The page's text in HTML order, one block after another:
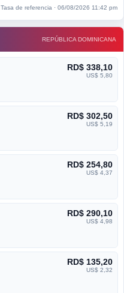
Tasa de referencia · 06/08/2026 11:42 pm
REPÚBLICA DOMINICANA
RD$ 338,10
US$ 5,80
RD$ 302,50
US$ 5,19
RD$ 254,80
US$ 4,37
RD$ 290,10
US$ 4,98
RD$ 135,20
US$ 2,32